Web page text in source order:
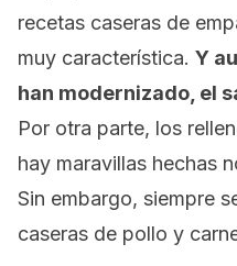
recetas caseras de
muy característica. Y
han modernizado, el
Por otra parte, los
hay maravillas hechas
Sin embargo, siempre
caseras de pollo y